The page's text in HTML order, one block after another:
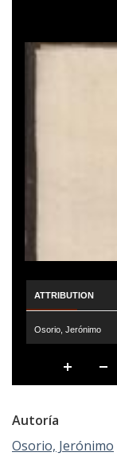
ATTRIBUTION
Osorio, Jerónimo
Autoría
Osorio, Jerónimo